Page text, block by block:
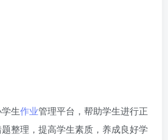
生作业管理平台，帮助学生进行正
整理，提高学生素质，养成良好学